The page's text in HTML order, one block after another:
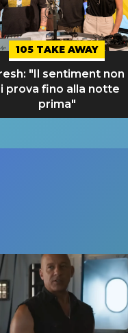
105 TAKE AWAY
"Il sentiment non
prova fino alla notte
prima"